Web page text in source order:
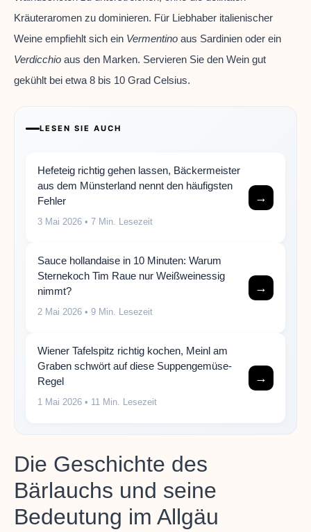
Kräuteraromen zu dominieren. Für Liebhaber italienischer
Weine empfiehlt sich ein Vermentino aus Sardinien oder ein
Verdicchio aus den Marken. Servieren Sie den Wein gut
gekühlt bei etwa 8 bis 10 Grad Celsius.
LESEN SIE AUCH
Hefeteig richtig gehen lassen, Bäckermeister
aus dem Münsterland nennt den häufigsten
Fehler
3 Mai 2026 • 7 Min. Lesezeit
→
Sauce hollandaise in 10 Minuten: Warum
Sternekoch Tim Raue nur Weißweinessig
nimmt?
2 Mai 2026 • 9 Min. Lesezeit
→
Wiener Tafelspitz richtig kochen, Meinl am
Graben schwört auf diese Suppengemüse-
Regel
1 Mai 2026 • 11 Min. Lesezeit
→
Die Geschichte des
Bärlauchs und seine
Bedeutung im Allgäu